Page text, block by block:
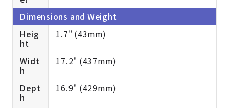
Dimensions and Weight
Heig
ht
1.7" (43mm)
Widt
h
17.2" (437mm)
Dept
h
16.9" (429mm)